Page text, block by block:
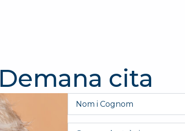
Demana cita
Nom
Email